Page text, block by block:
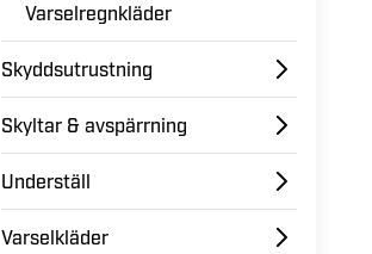
Varselregnkläder
Skyddsutrustning
Skyltar & avspärrning
Underställ
Varselkläder